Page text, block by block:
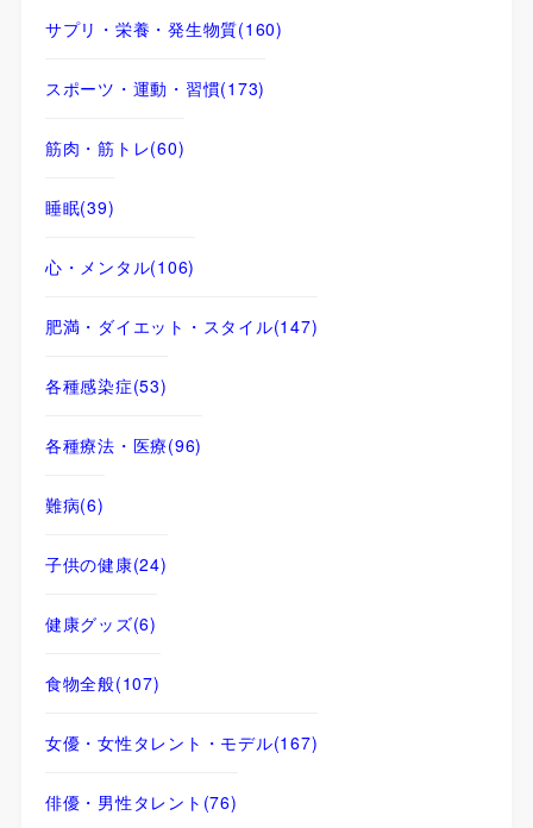
サプリ・栄養・発生物質(160)
スポーツ・運動・習慣(173)
筋肉・筋トレ(60)
睡眠(39)
心・メンタル(106)
肥満・ダイエット・スタイル(147)
各種感染症(53)
各種療法・医療(96)
難病(6)
子供の健康(24)
健康グッズ(6)
食物全般(107)
女優・女性タレント・モデル(167)
俳優・男性タレント (76)